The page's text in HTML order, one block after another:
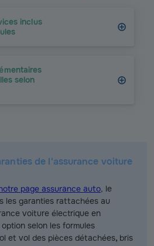
inclus
selon
de l'assurance voiture
page assurance auto, le
les garanties rattachées au
voiture électrique en
selon les formules
et vol des pièces détachées, bris